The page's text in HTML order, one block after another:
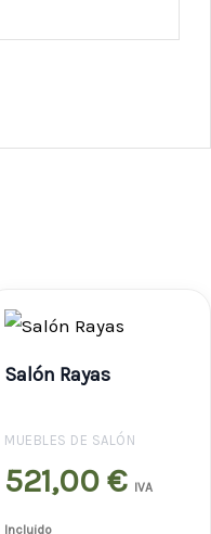
Salón Rayas
MUEBLES DE SALÓN
521,00€ IVA
Incluido